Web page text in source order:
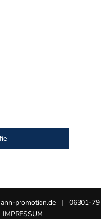
promotion.de | 06301-79
IMPRESSUM